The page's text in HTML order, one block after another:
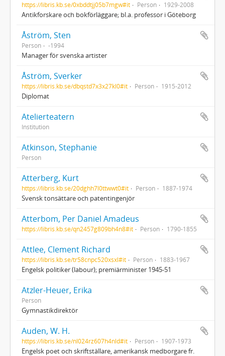
https://libris.kb.se/0xbddtjj05b7mgw#it Person 1929-2008
Antikforskare och bokförläggare; bl.a. professor i Göteborg
Åström, Sten
Person -1994
Manager för svenska artister
Åström, Sverker
https://libris.kb.se/dbqstd7x3x27kl0#it Person 1915-2012
Diplomat
Atelierteatern
Institution
Atkinson, Stephanie
Person
Atterberg, Kurt
https://libris.kb.se/20dghh7l0ttwwt0#it Person 1887-1974
Svensk tonsättare och patentingenjör
Atterbom, Per Daniel Amadeus
https://libris.kb.se/qn2457g809bh4n8#it Person 1790-1855
Attlee, Clement Richard
https://libris.kb.se/tr58cnpc520xsxl#it Person 1883-1967
Engelsk politiker (labour); premiärminister 1945-51
Atzler-Heuer, Erika
Person
Gymnastikdirektör
Auden, W. H.
https://libris.kb.se/nl024rz607h4nld#it Person 1907-1973
Engelsk poet och skriftställare, amerikansk medborgare fr.